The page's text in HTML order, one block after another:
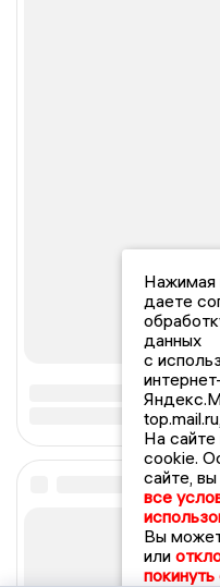
Нажимая
даете
данных
с
На
cookie.
сайте,
все
Вы
или
покинуть